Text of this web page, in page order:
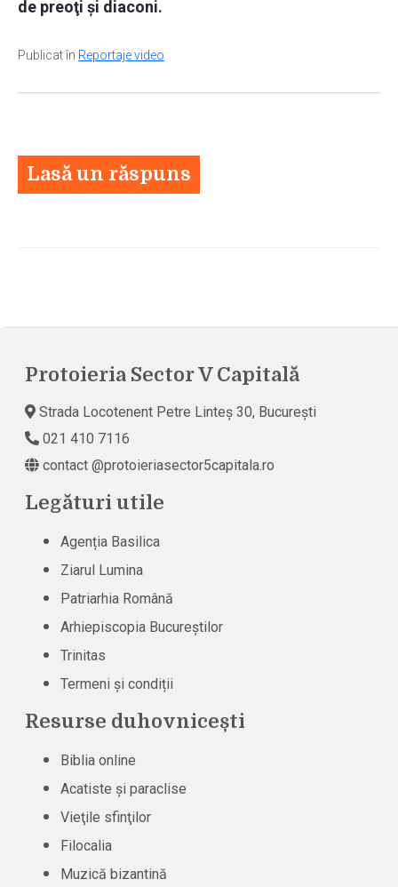
de preoţi şi diaconi.
Publicat în Reportaje video
Lasă un răspuns
Protoieria Sector V Capitală
Strada Locotenent Petre Linteș 30, București
021 410 7116
contact @protoieriasector5capitala.ro
Legături utile
Agenția Basilica
Ziarul Lumina
Patriarhia Română
Arhiepiscopia Bucureștilor
Trinitas
Termeni și condiții
Resurse duhovnicești
Biblia online
Acatiste şi paraclise
Vieţile sfinţilor
Filocalia
Muzică bizantină